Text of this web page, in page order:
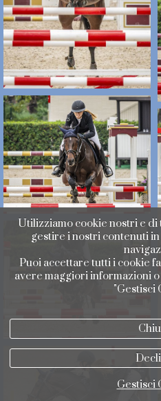
Utilizziamo cookie nostri e
gestire i nostri contenuti
Puoi accettare tutti i cookie
avere maggiori informazioni
"Gestisci
Gestisci